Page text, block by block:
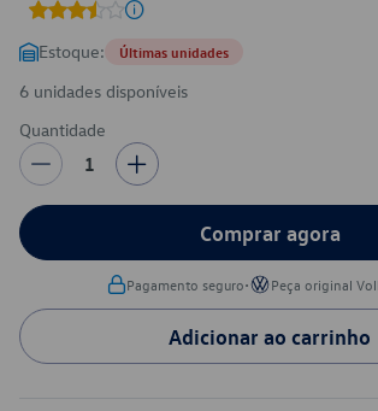
Estoque: Últimas unidades
6 unidades disponíveis
Quantidade
1
Comprar agora
Pagamento seguro• Peça original
Adicionar ao carrinho